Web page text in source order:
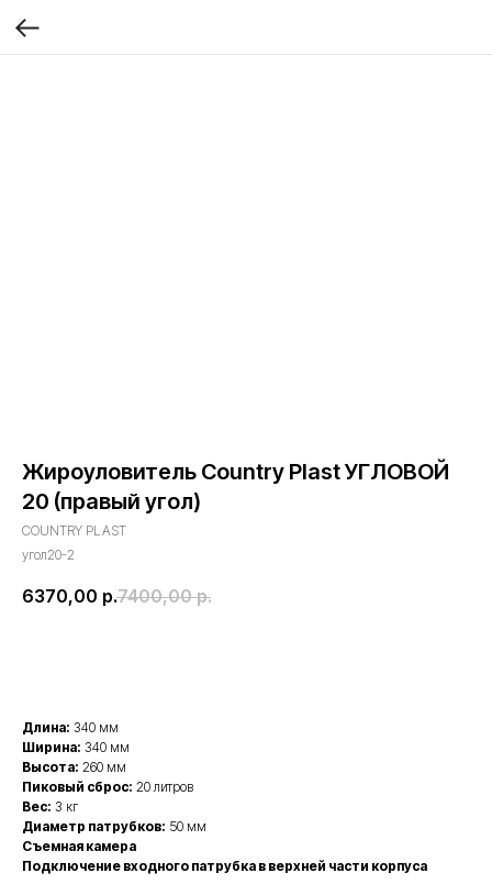
Жироуловитель Country Plast УГЛОВОЙ
20 (правый угол)
COUNTRY PLAST
угол20-2
6370,00 р.7400,00 р.
Длина: 340 мм
Ширина: 340 мм
Высота: 260 мм
Пиковый сброс: 20 литров
Вес: 3 кг
Диаметр патрубков: 50 мм
Съемная камера
Подключение входного патрубка в верхней части корпуса